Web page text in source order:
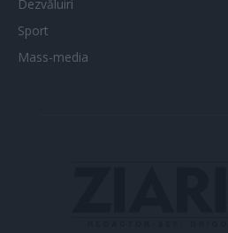
Dezvăluiri
Sport
Mass-media